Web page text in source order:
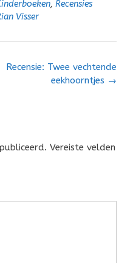
, Recensies
Visser
Recensie: Twee vechtende
eekhoorntjes →
Vereiste velden